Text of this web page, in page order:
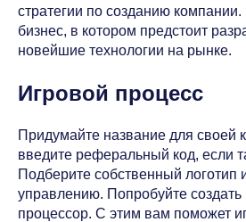
стратегии по созданию
бизнес, в котором предстоит
новейшие технологии на рынке.
Игровой процесс
Придумайте название для своей
введите реферальный код, если
Подберите собственный логотип
управлению. Попробуйте
процессор. С этим вам поможет